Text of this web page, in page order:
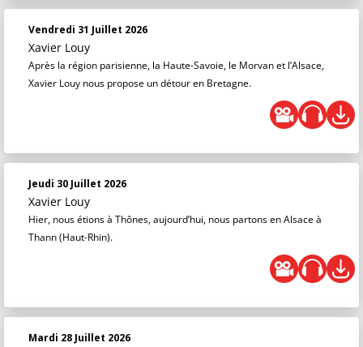
Vendredi 31 Juillet 2026
Xavier Louy
Après la région parisienne, la Haute-Savoie, le Morvan et l’Alsace,
Xavier Louy nous propose un détour en Bretagne.
Jeudi 30 Juillet 2026
Xavier Louy
Hier, nous étions à Thônes, aujourd’hui, nous partons en Alsace à
Thann (Haut-Rhin).
Mardi 28 Juillet 2026